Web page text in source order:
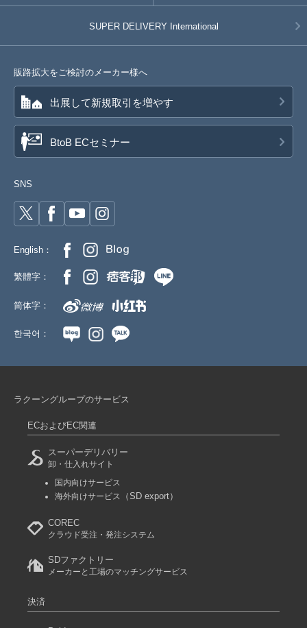
SUPER DELIVERY International
販路拡大をご検討のメーカー様へ
出展して新規取引を増やす
BtoB ECセミナー
SNS
English：
繁體字：
简体字：
한국어：
ラクーングループのサービス
ECおよびEC関連
スーパーデリバリー
卸・仕入れサイト
国内向けサービス
海外向けサービス
（SD export）
COREC
クラウド受注・発注システム
SDファクトリー
メーカーと工場のマッチングサービス
決済